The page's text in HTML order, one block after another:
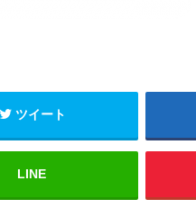
ツイート
LINE